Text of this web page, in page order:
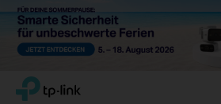
ClickTP-Link, Reliably Smart